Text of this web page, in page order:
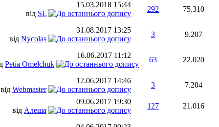
15.03.2018 15:44
від SL
292 75.310
31.08.2017 13:25
від Nycolas
3 9.207
16.06.2017 11:12
Petia Omelchuk
63 22.020
12.06.2017 14:46
від Webmaster
3
7.204
09.06.2017 19:30
від Алеша
127 21.016